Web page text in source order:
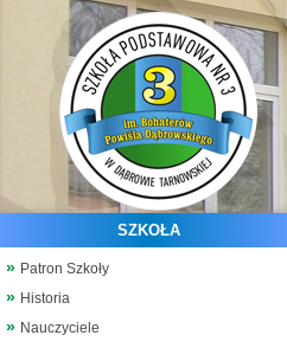
SZKOŁA
Patron Szkoły
Historia
Nauczyciele